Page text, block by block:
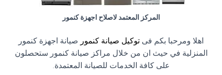
المركز المعتمد لاصلاح اجهزة كنمور
اهلا ومرحبا بكم فى توكيل صيانة كنمور صيانة اجهزة كنمور
المنزلية في حيث ان من خلال مراكز صيانة كنمور ستحصلون
على كافة الخدمات للصيانة المعتمدة.